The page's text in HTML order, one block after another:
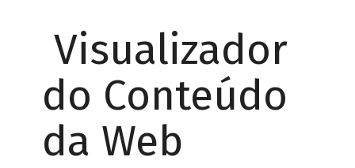
Visualizador
do Conteúdo
da Web